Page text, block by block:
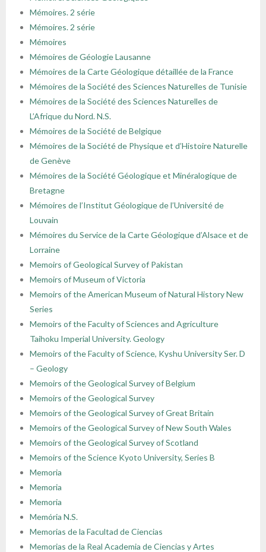
Mémoires. 2 série
Mémoires. 2 série
Mémoires
Mémoires de Géologie Lausanne
Mémoires de la Carte Géologique détaillée de la France
Mémoires de la Société des Sciences Naturelles de Tunisie
Mémoires de la Société des Sciences Naturelles de
L’Afrique du Nord. N.S.
Mémoires de la Société de Belgique
Mémoires de la Société de Physique et d’Histoire Naturelle
de Genève
Mémoires de la Société Géologique et Minéralogique de
Bretagne
Mémoires de l’Institut Géologique de l’Université de
Louvain
Mémoires du Service de la Carte Géologique d’Alsace et de
Lorraine
Memoirs of Geological Survey of Pakistan
Memoirs of Museum of Victoria
Memoirs of the American Museum of Natural History New
Series
Memoirs of the Faculty of Sciences and Agriculture
Taihoku Imperial University. Geology
Memoirs of the Faculty of Science, Kyshu University Ser. D
– Geology
Memoirs of the Geological Survey of Belgium
Memoirs of the Geological Survey
Memoirs of the Geological Survey of Great Britain
Memoirs of the Geological Survey of New South Wales
Memoirs of the Geological Survey of Scotland
Memoirs of the Science Kyoto University, Series B
Memoria
Memoria
Memoria
Memória N.S.
Memorias de la Facultad de Ciencias
Memorias de la Real Academia de Ciencias y Artes